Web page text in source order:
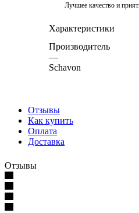
Лучшее качество и
Характеристики
Производитель
—
Schavon
Отзывы
Как купить
Оплата
Доставка
Отзывы